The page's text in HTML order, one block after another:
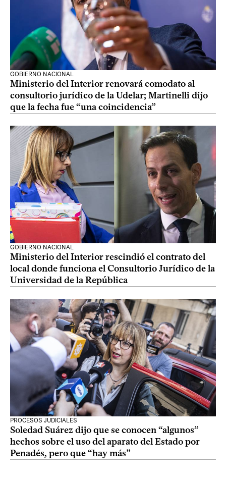
GOBIERNO NACIONAL
Ministerio del Interior renovará comodato al
consultorio jurídico de la Udelar; Martinelli dijo
que la fecha fue “una coincidencia”
GOBIERNO NACIONAL
Ministerio del Interior rescindió el contrato del
local donde funciona el Consultorio Jurídico de la
Universidad de la República
PROCESOS JUDICIALES
Soledad Suárez dijo que se conocen “algunos”
hechos sobre el uso del aparato del Estado por
Penadés, pero que “hay más”